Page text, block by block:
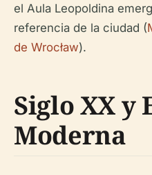
el Aula Leopoldina
referencia de la ciudad (
de Wrocław).
Siglo XX y
Moderna